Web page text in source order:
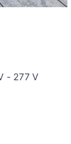
- 277 V